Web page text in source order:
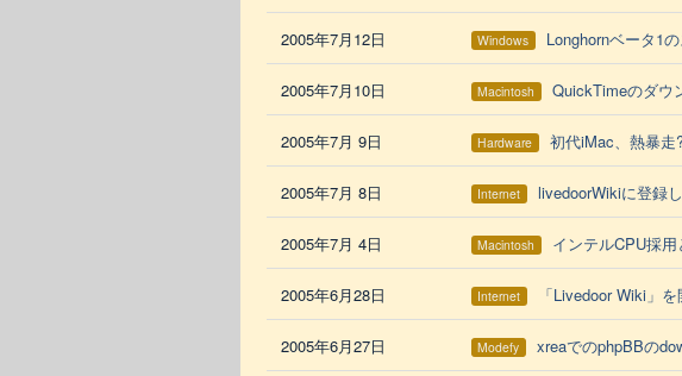
2005年7月12日 Windows Longhornベータ1
2005年7月10日 Macintosh QuickTimeのダウ
2005年7月 9日 Hardware 初代iMac、熱暴走
2005年7月 8日 Internet livedoorWikiに登録
2005年7月 4日 Macintosh インテルCPU採用
2005年6月28日 Internet 「Livedoor Wiki」
2005年6月27日 Modefy xreaでのphpBBの